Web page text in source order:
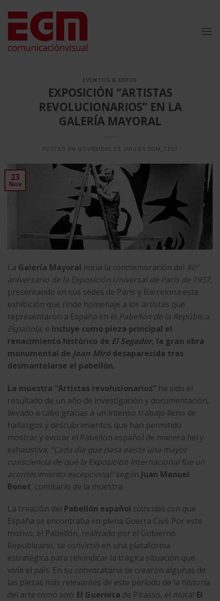
contenido
EVENTOS & EXPOS
EXPOSICIÓN “ARTISTAS
REVOLUCIONARIOS” EN LA
GALERÍA MAYORAL
POSTED ON NOVIEMBRE 23, 2016 BY EGM_TEST
23
Nov
La Galería Mayoral inicia la conmemoración del 80º
aniversario de la Exposición Universal de París de 1937,
presentando en sus sedes de París y Barcelona esta
exhibición que rinde homenaje a los artistas que
representaron a España en el Pabellón de la República
Española, e incluye como pieza principal el
renacimiento histórico de El Segador, la gran obra
monumental de Joan Miró desaparecida tras
desmantelarse el pabellón.
La muestra “Artistas revolucionarios” ha sido el
resultado de un año de investigación y documentación,
llevado a cabo gracias a un intenso trabajo lleno de
hallazgos y descubrimientos que han permitido
mostrar y evocar el Pabellón español de manera fiel y
exhaustiva; “Cada día que pasa existe una mayor
consciencia de que la Exposición Internacional fue un
acontecimiento excepcional”según Juan Manuel
Bonet, comisario de la muestra.
La creación del Pabellón español coincidió con que
España se encontraba en plena Guerra Civil. Por este
motivo, el Pabellón, realizado por el Gobierno
Republicano, se convirtió en una plataforma
estratégica para reivindicar la trágica situación que
vivía el país. En su convocatoria se crearon algunas de
las piezas más relevantes de este periodo de la historia
del arte como son: El Guernica de Picasso, el mural El